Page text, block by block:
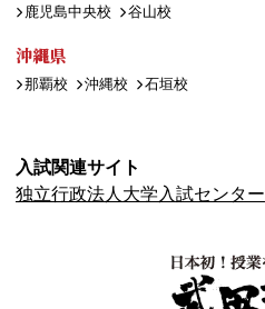
鹿児島中央校 谷山校
沖縄県
那覇校 沖縄校 石垣校
入試関連サイト
独立行政法人大学入試センター